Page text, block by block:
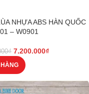
NHỰA ABS HÀN QUỐC
– W0901
₫ 7.200.000₫